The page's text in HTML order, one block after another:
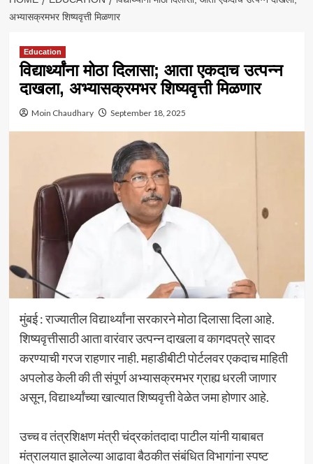
अभ्यासक्रमभर शिष्यवृत्ती मिळणार
Education
विद्यार्थ्यांना मोठा दिलासा; आता एकदाच उत्पन्न
दाखला, अभ्यासक्रमभर शिष्यवृत्ती मिळणार
Moin Chaudhary September 18, 2025
मुंबई : राज्यातील विद्यार्थ्यांना सरकारने मोठा दिलासा दिला आहे.
शिष्यवृत्तीसाठी आता वारंवार उत्पन्न दाखला व कागदपत्रे सादर
करण्याची गरज राहणार नाही. महाडीबीटी पोर्टलवर एकदाच माहिती
अपलोड केली की ती संपूर्ण अभ्यासक्रमभर ग्राह्य धरली जाणार
असून, विद्यार्थ्यांच्या खात्यात शिष्यवृत्ती वेळेत जमा होणार आहे.
उच्च व तंत्रशिक्षण मंत्री चंद्रकांतदादा पाटील यांनी याबाबत
मंत्रालयात झालेल्या आढावा बैठकीत संबंधित विभागांना स्पष्ट